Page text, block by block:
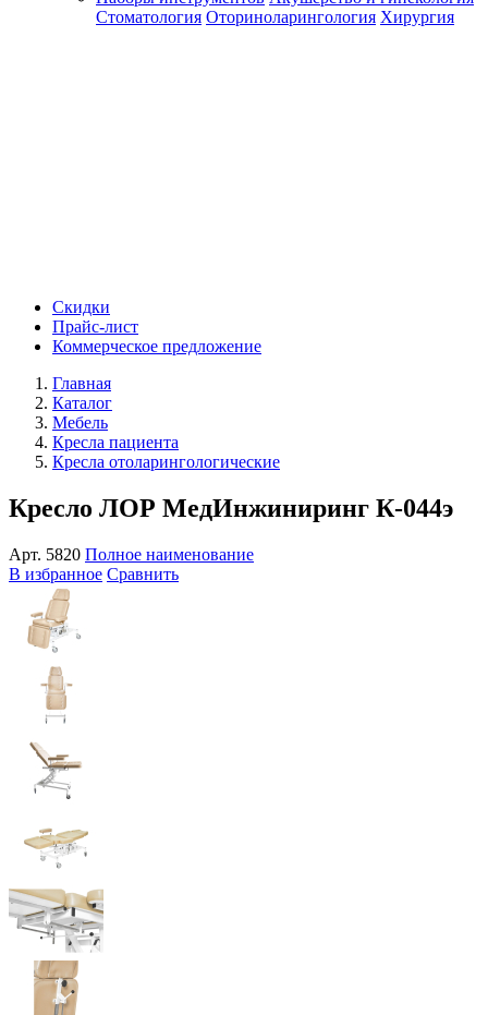
Стоматология Оториноларингология Хирургия
Скидки
Прайс-лист
Коммерческое предложение
Главная
Каталог
Мебель
Кресла пациента
Кресла отоларингологические
Кресло ЛОР МедИнжиниринг К-044э
Арт. 5820 Полное наименование
В избранное Сравнить